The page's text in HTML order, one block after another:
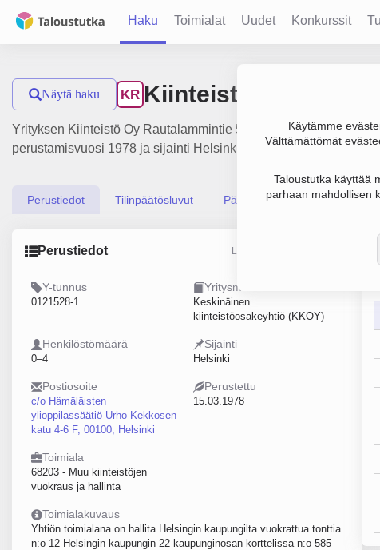
Haku Toimialat Uudet Konkurssit
Käytämme
Välttämättömät
Taloustutka käyttää
parhaan mahdollisen
Näytä haku KR Kiinteistö Oy
Yrityksen Kiinteistö Oy Rautalammintie 5 liikevaihto on 245 000
perustamisvuosi 1978 ja sijainti Helsinki. Yrityksen yhtiömuoto
Perustiedot Tilinpäätösluvut Päättäjätiedot
Perustiedot Lähde: YTJ, PRH, Traficom
Y-tunnus
0121528-1
Yritysmuoto
Keskinäinen
kiinteistöosakeyhtiö (KKOY)
Henkilöstömäärä
0–4
Sijainti
Helsinki
Postiosoite
c/o Hämäläisten
ylioppilassäätiö Urho Kekkosen
katu 4-6 F, 00100, Helsinki
Perustettu
15.03.1978
Toimiala
68203 - Muu kiinteistöjen
vuokraus ja hallinta
Toimialakuvaus
Yhtiön toimialana on hallita Helsingin kaupungilta vuokrattua tonttia
n:o 12 Helsingin kaupungin 22 kaupunginosan korttelissa n:o 585